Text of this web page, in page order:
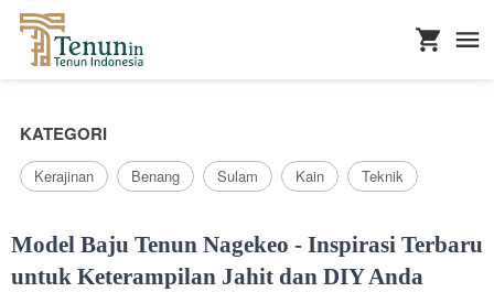
KATEGORI
Kerajinan Benang Sulam Kain Teknik
Model Baju Tenun Nagekeo - Inspirasi Terbaru
untuk Keterampilan Jahit dan DIY Anda